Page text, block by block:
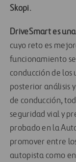
Skopi.
DriveSmart es
cuyo reto es
funcionamiento
conducción de los
posterior análisis
de conducción,
seguridad vial y
probado en la
promover entre
autopista como